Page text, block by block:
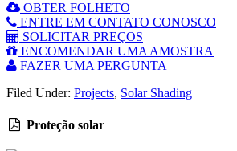
OBTER FOLHETO
ENTRE EM CONTATO CONOSCO
SOLICITAR PREÇOS
ENCOMENDAR UMA AMOSTRA
FAZER UMA PERGUNTA
Filed Under: Projects, Solar Shading
Proteção solar